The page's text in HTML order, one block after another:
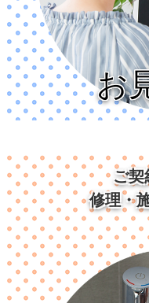
お
ご契
修理・